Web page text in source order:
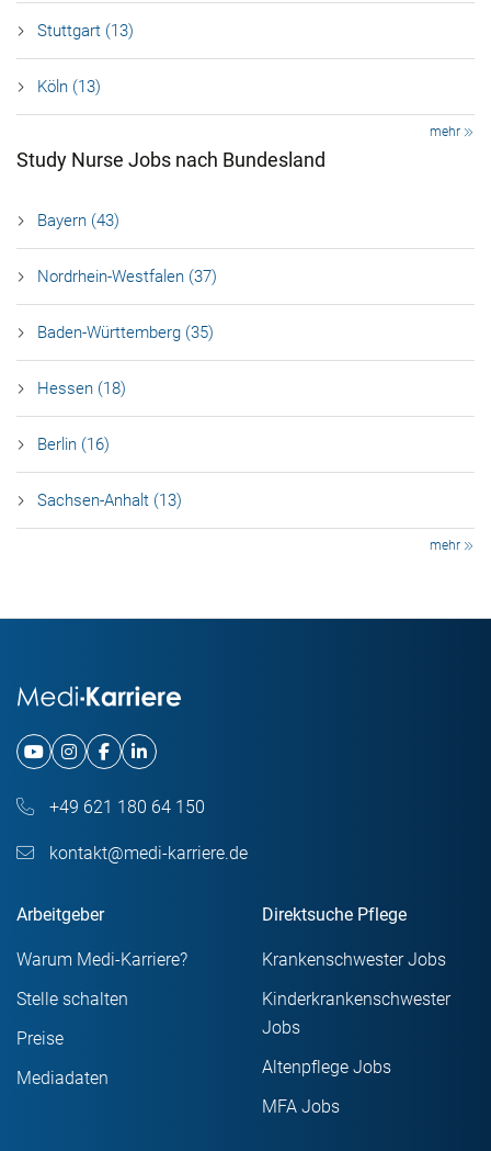
Stuttgart (13)
Köln (13)
mehr
Study Nurse Jobs nach Bundesland
Bayern (43)
Nordrhein-Westfalen (37)
Baden-Württemberg (35)
Hessen (18)
Berlin (16)
Sachsen-Anhalt (13)
mehr
+49 621 180 64 150
kontakt@medi-karriere.de
Arbeitgeber
Warum Medi-Karriere?
Stelle schalten
Preise
Mediadaten
Direktsuche Pflege
Krankenschwester Jobs
Kinderkrankenschwester
Jobs
Altenpflege Jobs
MFA Jobs